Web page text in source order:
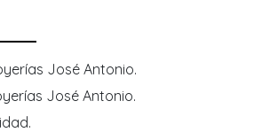
José Antonio.
José Antonio.